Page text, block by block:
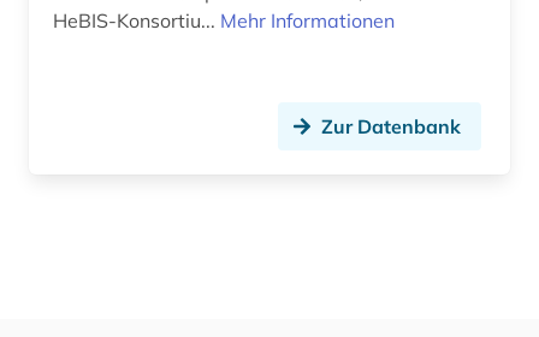
HeBIS-Konsortiu... Mehr Informationen
Zur Datenbank